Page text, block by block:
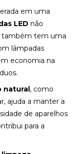
em uma
LED não
também tem uma
lâmpadas
economia na
natural, como
ajuda a manter a
de aparelhos
para a